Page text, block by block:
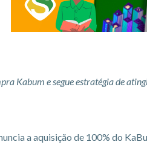
Kabum e segue estratégia de
a aquisição de 100% do